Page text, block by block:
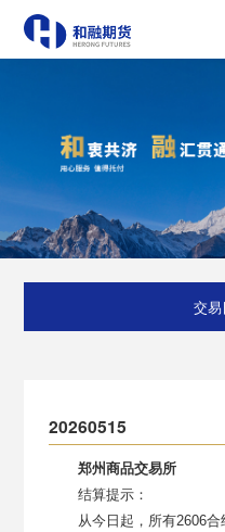
交
20260515
郑州商品交易所
结算提示：
从今日起，所有2606合